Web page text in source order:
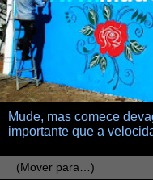
Mude, mas comece
importante que a